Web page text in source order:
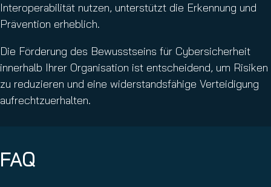
Interoperabilität nutzen, unterstützt die Erkennung und
Prävention erheblich.
Die Förderung des Bewusstseins für Cybersicherheit
innerhalb Ihrer Organisation ist entscheidend, um Risiken
zu reduzieren und eine widerstandsfähige Verteidigung
aufrechtzuerhalten.
FAQ